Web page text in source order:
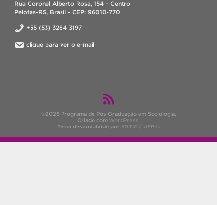
Rua Coronel Alberto Rosa, 154 – Centro
Pelotas-RS, Brasil - CEP: 96010-770
+55 (53) 3284 3197
clique para ver o e-mail
©2026 Programa de Pós-Graduação em Sociologia.
Criado com WordPress.
Tema desenvolvido por SGTIC / UFPel.